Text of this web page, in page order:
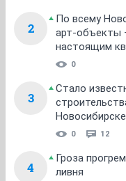
2
По всему
арт-объекты
настоящим
0
3
Стало
Новосибирске
0 12
4
Гроза
ливня